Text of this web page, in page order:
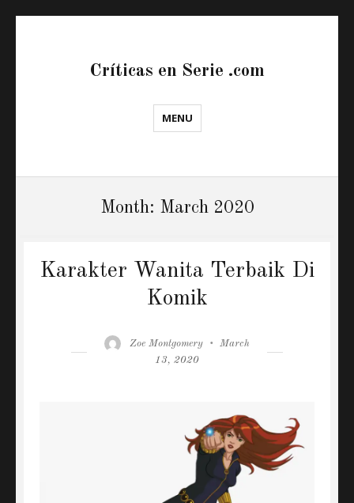
Críticas en Serie .com
MENU
Month: March 2020
Karakter Wanita Terbaik Di
Komik
Author
Zoe Montgomery
Posted
March
13, 2020